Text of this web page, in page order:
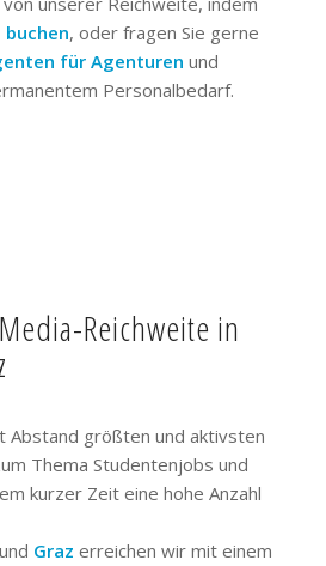
buchen, oder fragen Sie gerne
für Agenturen und
Personalbedarf.
Reichweite in
Abstand größten und aktivsten
Thema Studentenjobs und
kurzer Zeit eine hohe Anzahl
und Graz erreichen wir mit einem